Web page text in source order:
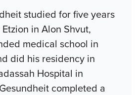
studied for five years
in Alon Shvut,
medical school in
did his residency in
Hospital in
completed a